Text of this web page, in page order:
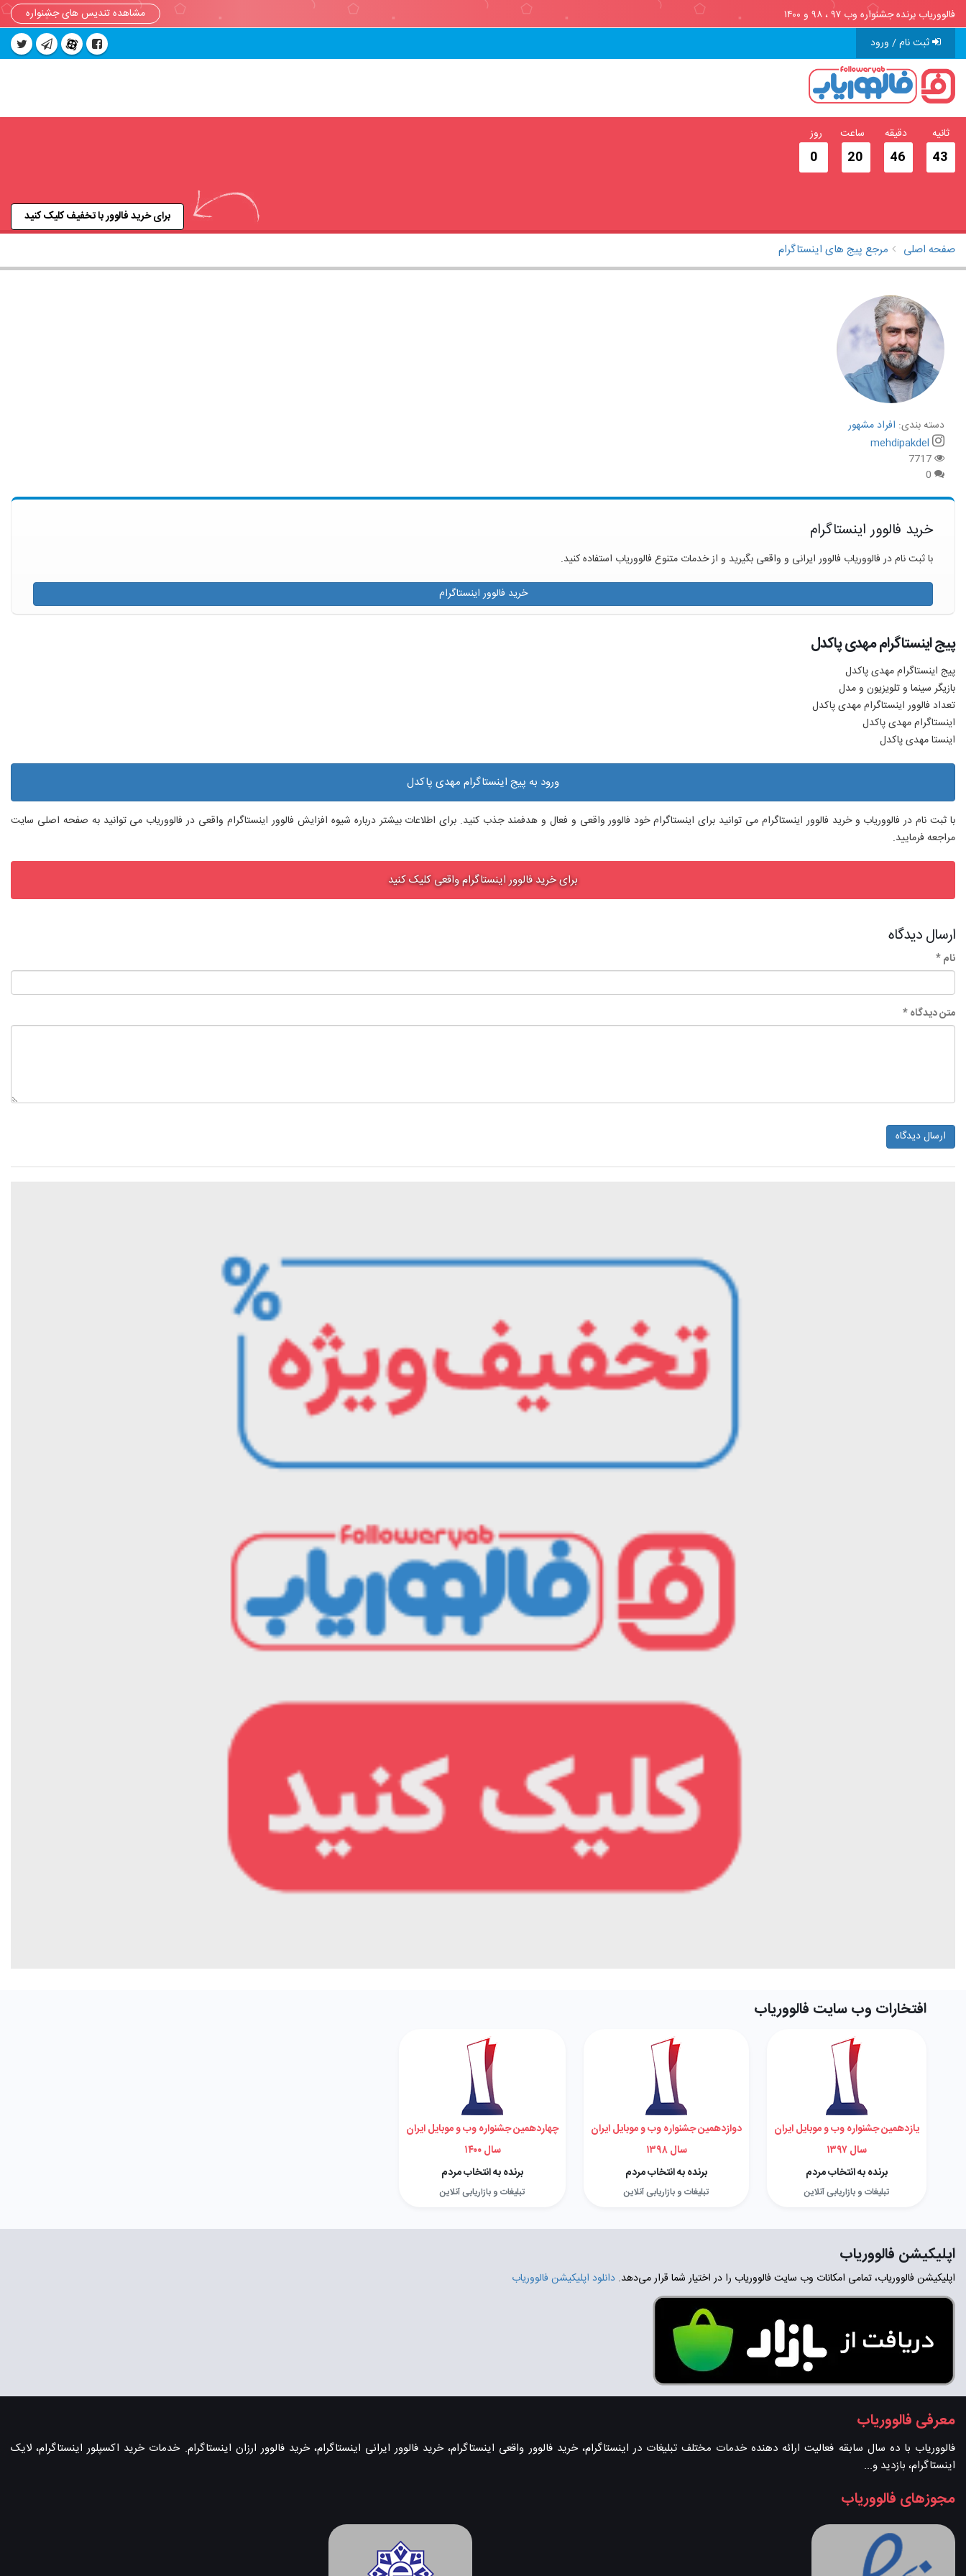
فالووریاب برنده جشنواره وب ۹۷ ، ۹۸ و ۱۴۰۰
مشاهده تندیس های جشنواره
ثبت نام / ورود
42
ثانیه
46
دقیقه
20
ساعت
0
روز
برای خرید فالوور با تخفیف کلیک کنید
صفحه اصلی مرجع پیج های اینستاگرام
دسته بندی: افراد مشهور
mehdipakdel
خرید فالوور اینستاگرام
با ثبت نام در فالووریاب فالوور ایرانی و واقعی بگیرید و از خدمات متنوع فالووریاب استفاده کنید.
خرید فالوور اینستاگرام
پیج اینستاگرام مهدی پاکدل
پیج اینستاگرام مهدی پاکدل
بازیگر سینما و تلویزیون و مدل
تعداد فالوور اینستاگرام مهدی پاکدل
اینستاگرام مهدی پاکدل
اینستا مهدی پاکدل
ورود به پیج اینستاگرام مهدی پاکدل
با ثبت نام در فالووریاب و خرید فالوور اینستاگرام می توانید برای اینستاگرام خود فالوور واقعی و فعال و هدفمند جذب کنید. برای اطلاعات بیشتر درباره شیوه افزایش فالوور اینستاگرام واقعی در فالووریاب می توانید به صفحه اصلی سایت
مراجعه فرمایید.
برای خرید فالوور اینستاگرام واقعی کلیک کنید
ارسال دیدگاه
نام *
متن دیدگاه *
ارسال دیدگاه
افتخارات وب سایت فالووریاب
یازدهمین جشنواره وب و موبایل ایران
سال ۱۳۹۷
برنده به انتخاب مردم
تبلیغات و بازاریابی آنلاین
دوازدهمین جشنواره وب و موبایل ایران
سال ۱۳۹۸
برنده به انتخاب مردم
تبلیغات و بازاریابی آنلاین
چهاردهمین جشنواره وب و موبایل ایران
سال ۱۴۰۰
برنده به انتخاب مردم
تبلیغات و بازاریابی آنلاین
اپلیکیشن فالووریاب
اپلیکیشن فالووریاب، تمامی امکانات وب سایت فالووریاب را در اختیار شما قرار می‌دهد. دانلود اپلیکیشن فالووریاب
معرفی فالووریاب
فالووریاب با ده سال سابقه فعالیت ارائه دهنده خدمات مختلف تبلیغات در اینستاگرام، خرید فالوور واقعی اینستاگرام، خرید فالوور ایرانی اینستاگرام، خرید فالوور ارزان اینستاگرام. خدمات خرید اکسپلور اینستاگرام، لایک
اینستاگرام، بازدید و...
مجوزهای فالووریاب